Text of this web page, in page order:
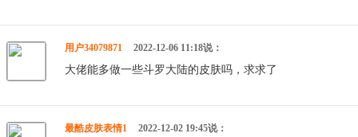
用户34079871 2022-12-06 11:18说：
大佬能多做一些斗罗大陆的皮肤吗，求求了
最酷皮肤表情1 2022-12-02 19:45说：